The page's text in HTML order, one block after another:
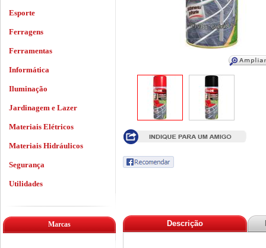
Descrição
Esporte
Ferragens
Ferramentas
Informática
Iluminação
Jardinagem e Lazer
Materiais Elétricos
Materiais Hidráulicos
Segurança
Utilidades
Marcas